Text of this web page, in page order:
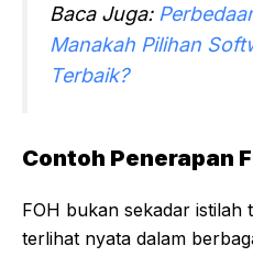
Baca Juga:
Manakah Pilihan
Terbaik?
Contoh Penerapan
FOH bukan sekadar
terlihat nyata dalam